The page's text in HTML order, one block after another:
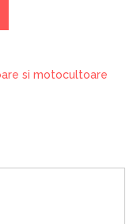
si motocultoare